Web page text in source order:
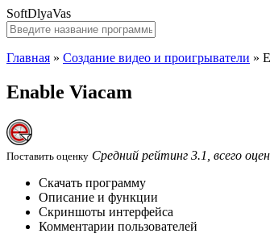
SoftDlyaVas
Главная » Создание видео и проигрыватели »
Enable Viacam
Поставить оценку Средний рейтинг 3.1, всего
Скачать программу
Описание и функции
Скриншоты интерфейса
Комментарии пользователей